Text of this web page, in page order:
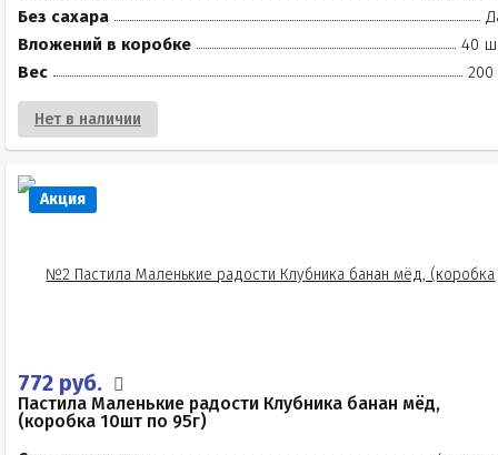
Без сахара
Вложений в коробке
40
Вес
200
Нет в наличии
Акция
772 руб.
Пастила Маленькие радости Клубника банан мёд,
(коробка 10шт по 95г)